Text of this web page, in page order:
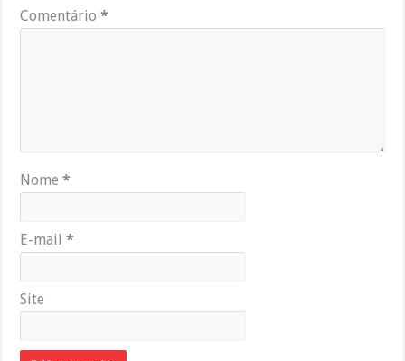
Comentário*
Nome*
E-mail*
Site